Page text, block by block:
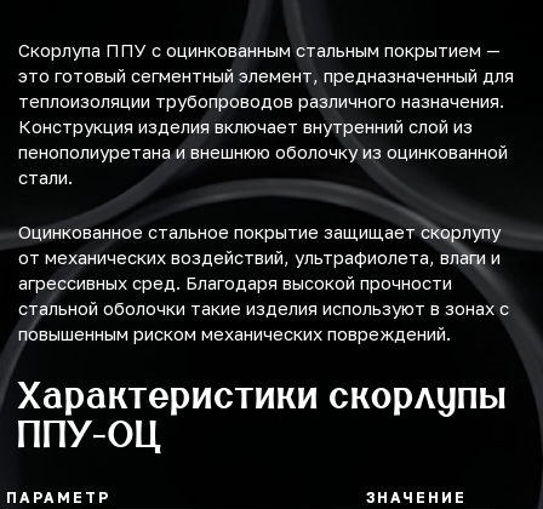
Скорлупа ППУ с оцинкованным стальным покрытием —
это готовый сегментный элемент, предназначенный для
теплоизоляции трубопроводов различного назначения.
Конструкция изделия включает внутренний слой из
пенополиуретана и внешнюю оболочку из оцинкованной
стали.
Оцинкованное стальное покрытие защищает скорлупу
от механических воздействий, ультрафиолета, влаги и
агрессивных сред. Благодаря высокой прочности
стальной оболочки такие изделия используют в зонах с
повышенным риском механических повреждений.
Характеристики скорлупы
ППУ-ОЦ
ПАРАМЕТР
ЗНАЧЕНИЕ